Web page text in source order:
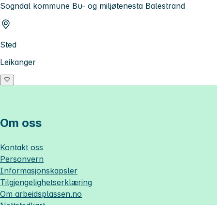
Sogndal kommune Bu- og miljøtenesta Balestrand
Sted
Leikanger
Om oss
Kontakt oss
Personvern
Informasjonskapsler
Tilgjengelighetserklæring
Om arbeidsplassen.no